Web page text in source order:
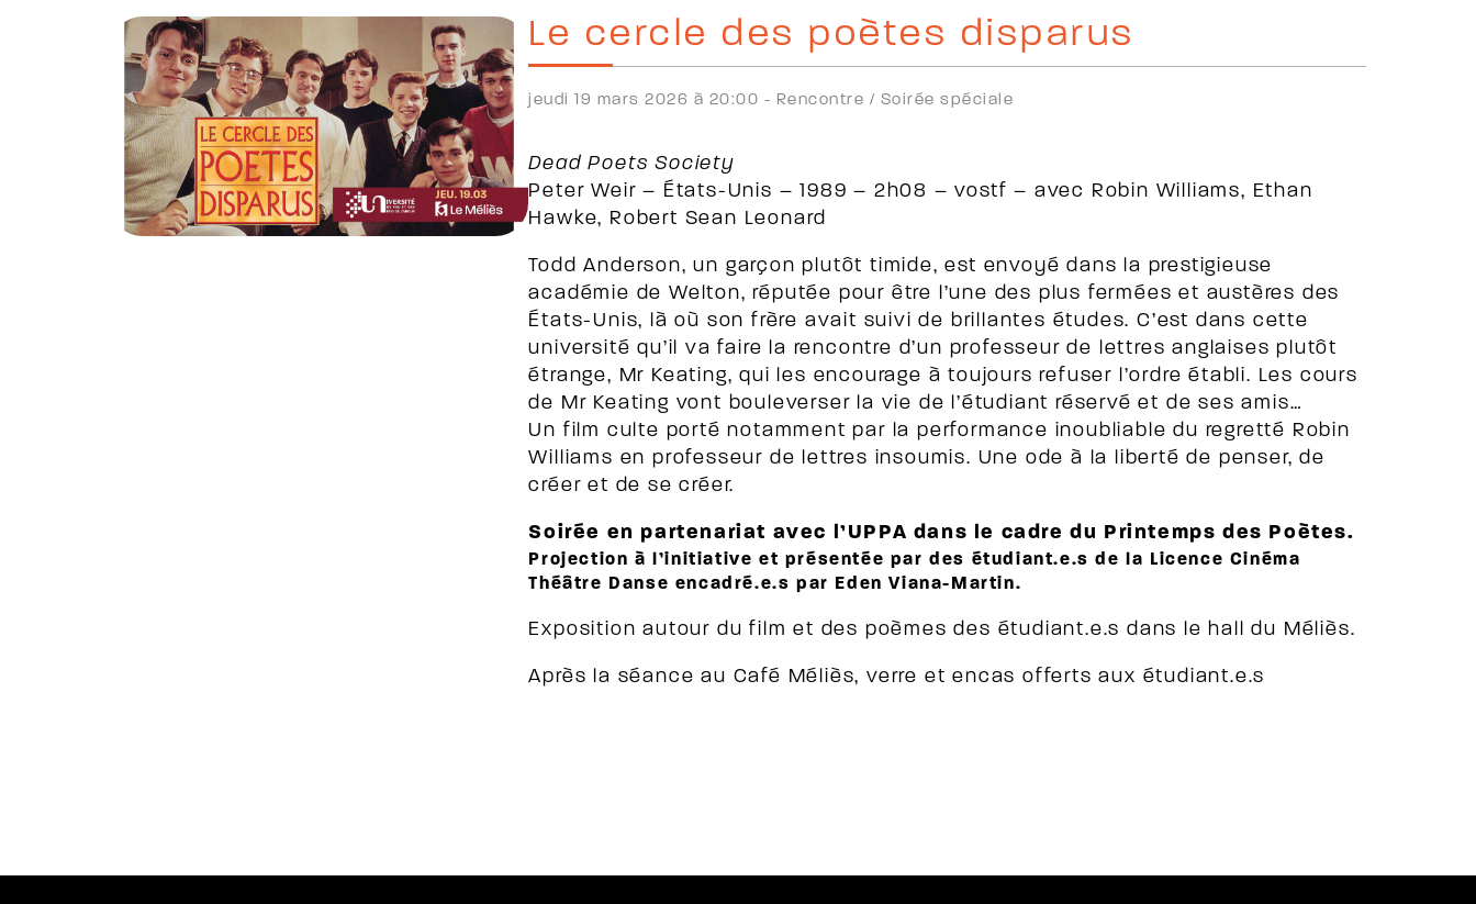
Le cercle des poètes disparus
jeudi 19 mars 2026 à 20:00 - Rencontre / Soirée spéciale
Dead Poets Society
Peter Weir – États-Unis – 1989 – 2h08 – vostf – avec Robin Williams, Ethan
Hawke, Robert Sean Leonard
Todd Anderson, un garçon plutôt timide, est envoyé dans la prestigieuse
académie de Welton, réputée pour être l’une des plus fermées et austères des
États-Unis, là où son frère avait suivi de brillantes études. C’est dans cette
université qu’il va faire la rencontre d’un professeur de lettres anglaises plutôt
étrange, Mr Keating, qui les encourage à toujours refuser l’ordre établi. Les cours
de Mr Keating vont bouleverser la vie de l’étudiant réservé et de ses amis…
Un film culte porté notamment par la performance inoubliable du regretté Robin
Williams en professeur de lettres insoumis. Une ode à la liberté de penser, de
créer et de se créer.
Soirée en partenariat avec l’UPPA dans le cadre du Printemps des Poètes.
Projection à l’initiative et présentée par des étudiant.e.s de la Licence Cinéma
Théâtre Danse encadré.e.s par Eden Viana-Martin.
Exposition autour du film et des poèmes des étudiant.e.s dans le hall du Méliès.
Après la séance au Café Méliès, verre et encas offerts aux étudiant.e.s